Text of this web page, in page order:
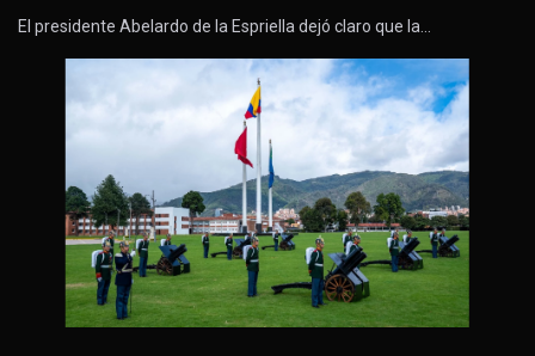
El presidente Abelardo de la Espriella dejó claro que la…